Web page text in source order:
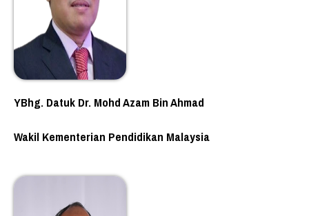
YBhg. Datuk Dr. Mohd Azam Bin Ahmad
Wakil Kementerian Pendidikan Malaysia